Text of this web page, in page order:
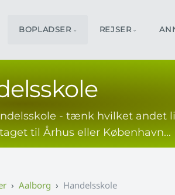
BOPLADSER REJSER
- tænk hvilket andet
til Århus eller København...
Aalborg Handelsskole